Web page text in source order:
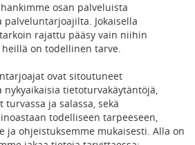
osan palveluista
Jokaisella
rajattu pääsy vain niihin
on todellinen tarve.
ovat sitoutuneet
tietoturvakäytäntöjä,
ja salassa, sekä
todelliseen tarpeeseen,
ja ohjeistuksemme mukaisesti. Alla on